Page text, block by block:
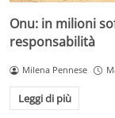
Onu: in milioni
responsabilità
Milena Pennese
Leggi di più